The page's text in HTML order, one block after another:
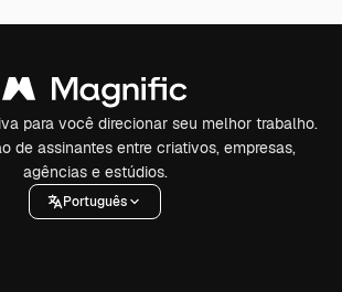
para você direcionar seu melhor trabalho.
de assinantes entre criativos, empresas,
agências e estúdios.
Português